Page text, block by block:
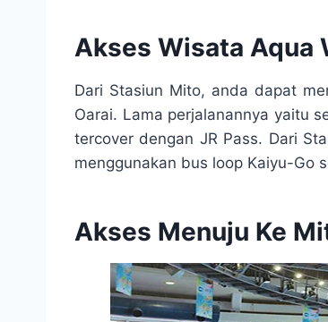
Akses Wisata Aqua
Dari Stasiun Mito, anda dapat
Oarai. Lama perjalanannya yaitu
tercover dengan JR Pass. Dari
menggunakan bus loop Kaiyu-Go
Akses Menuju Ke